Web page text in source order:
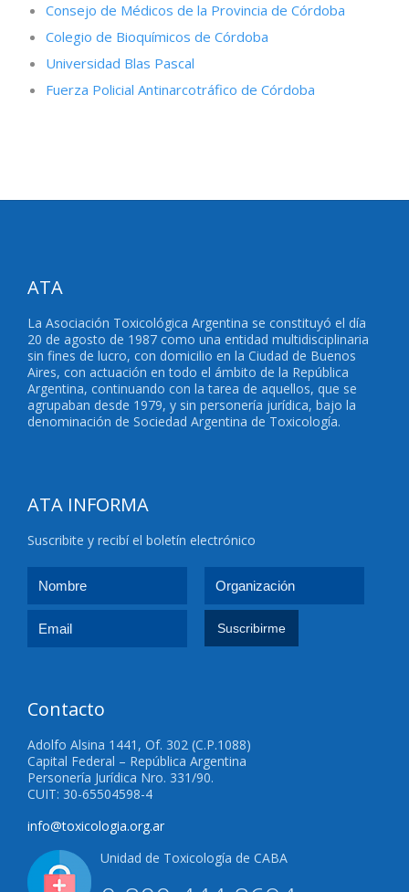
Consejo de Médicos de la Provincia de Córdoba
Colegio de Bioquímicos de Córdoba
Universidad Blas Pascal
Fuerza Policial Antinarcotráfico de Córdoba
ATA
La Asociación Toxicológica Argentina se constituyó el día
20 de agosto de 1987 como una entidad multidisciplinaria
sin fines de lucro, con domicilio en la Ciudad de Buenos
Aires, con actuación en todo el ámbito de la República
Argentina, continuando con la tarea de aquellos, que se
agrupaban desde 1979, y sin personería jurídica, bajo la
denominación de Sociedad Argentina de Toxicología.
ATA INFORMA
Suscribite y recibí el boletín electrónico
Contacto
Adolfo Alsina 1441, Of. 302 (C.P.1088)
Capital Federal – República Argentina
Personería Jurídica Nro. 331/90.
CUIT: 30-65504598-4
info@toxicologia.org.ar
Unidad de Toxicología de CABA